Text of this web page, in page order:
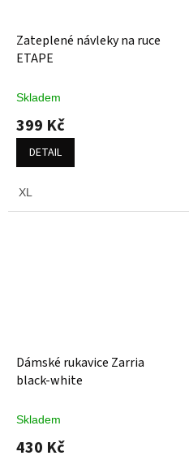
Zateplené návleky na ruce
ETAPE
Skladem
399 Kč
DETAIL
XL
Dámské rukavice Zarria
black-white
Skladem
430 Kč